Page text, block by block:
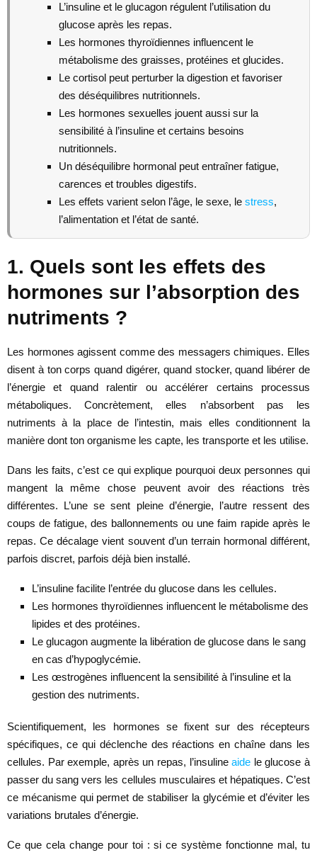
L’insuline et le glucagon régulent l’utilisation du
glucose après les repas.
Les hormones thyroïdiennes influencent le
métabolisme des graisses, protéines et glucides.
Le cortisol peut perturber la digestion et favoriser
des déséquilibres nutritionnels.
Les hormones sexuelles jouent aussi sur la
sensibilité à l’insuline et certains besoins
nutritionnels.
Un déséquilibre hormonal peut entraîner fatigue,
carences et troubles digestifs.
Les effets varient selon l’âge, le sexe, le stress,
l’alimentation et l’état de santé.
1. Quels sont les effets des
hormones sur l’absorption des
nutriments ?
Les hormones agissent comme des messagers chimiques. Elles
disent à ton corps quand digérer, quand stocker, quand libérer de
l’énergie et quand ralentir ou accélérer certains processus
métaboliques. Concrètement, elles n’absorbent pas les
nutriments à la place de l’intestin, mais elles conditionnent la
manière dont ton organisme les capte, les transporte et les utilise.
Dans les faits, c’est ce qui explique pourquoi deux personnes qui
mangent la même chose peuvent avoir des réactions très
différentes. L’une se sent pleine d’énergie, l’autre ressent des
coups de fatigue, des ballonnements ou une faim rapide après le
repas. Ce décalage vient souvent d’un terrain hormonal différent,
parfois discret, parfois déjà bien installé.
L’insuline facilite l’entrée du glucose dans les cellules.
Les hormones thyroïdiennes influencent le métabolisme des
lipides et des protéines.
Le glucagon augmente la libération de glucose dans le sang
en cas d’hypoglycémie.
Les œstrogènes influencent la sensibilité à l’insuline et la
gestion des nutriments.
Scientifiquement, les hormones se fixent sur des récepteurs
spécifiques, ce qui déclenche des réactions en chaîne dans les
cellules. Par exemple, après un repas, l’insulineaide le glucose à
passer du sang vers les cellules musculaires et hépatiques. C’est
ce mécanisme qui permet de stabiliser la glycémie et d’éviter les
variations brutales d’énergie.
Ce que cela change pour toi : si ce système fonctionne mal, tu